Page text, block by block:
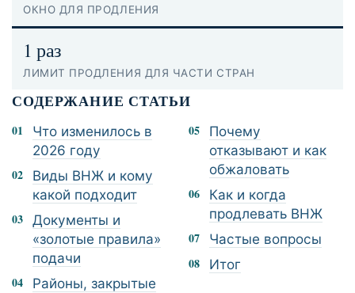
ОКНО ДЛЯ ПРОДЛЕНИЯ
1 раз
ЛИМИТ ПРОДЛЕНИЯ ДЛЯ ЧАСТИ СТРАН
СОДЕРЖАНИЕ СТАТЬИ
Что изменилось в
2026 году
Виды ВНЖ и кому
какой подходит
Документы и
«золотые правила»
подачи
Районы, закрытые
Почему
отказывают и как
обжаловать
Как и когда
продлевать ВНЖ
Частые вопросы
Итог